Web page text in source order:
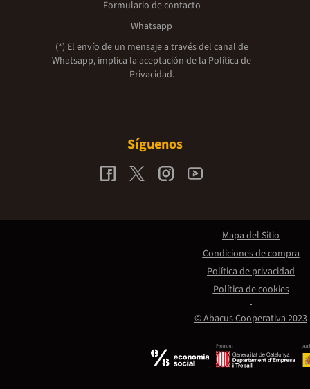
Formulario de contacto
Whatsapp
(*) El envío de un mensaje a través del canal de
Whatsapp, implica la aceptación de la Política de
Privacidad.
Síguenos
Promou:
© Abacus Cooperativa 2023
Mapa del Sitio
Condiciones de compra
Política de privacidad
Política de cookies